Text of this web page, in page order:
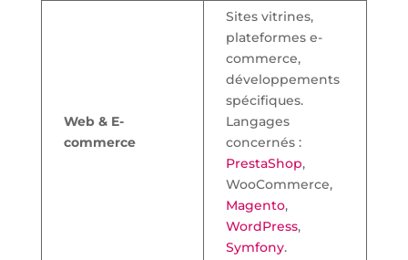
Web & E-
commerce
Sites vitrines,
plateformes e-
commerce,
développements
spécifiques.
Langages
concernés :
PrestaShop,
WooCommerce,
Magento,
WordPress,
Symfony.